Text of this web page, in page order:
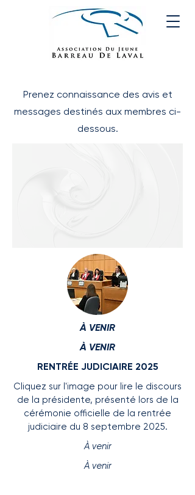
Prenez connaissance des avis et
messages destinés aux membres ci-
dessous.
À VENIR
À VENIR
RENTRÉE JUDICIAIRE 2025
Cliquez sur l'image pour lire le discours
de la présidente, présenté lors de la
cérémonie officielle de la rentrée
judiciaire du 8 septembre 2025.
À venir
À venir